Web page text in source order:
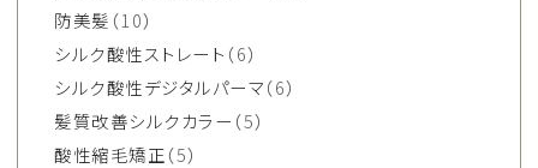
防美髪 （10）
シルク酸性ストレート （6）
シルク酸性デジタルパーマ（6）
髪質改善シルクカラー （5）
酸性縮毛矯正（5）